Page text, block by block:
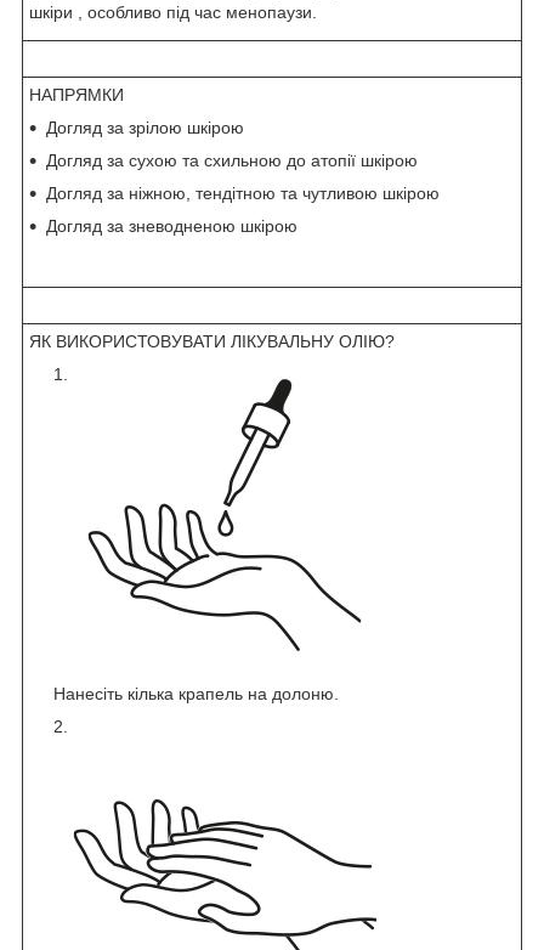
шкіри , особливо під час менопаузи.
НАПРЯМКИ
Догляд за зрілою шкірою
Догляд за сухою та схильною до атопії шкірою
Догляд за ніжною, тендітною та чутливою шкірою
Догляд за зневодненою шкірою
ЯК ВИКОРИСТОВУВАТИ ЛІКУВАЛЬНУ ОЛІЮ?
Нанесіть кілька крапель на долоню.